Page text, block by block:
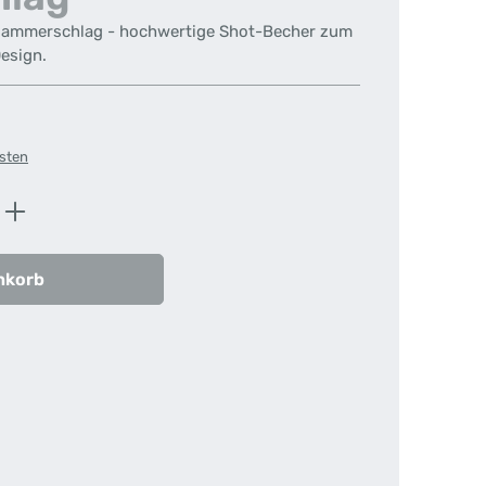
- hochwertige Shot-Becher zum
den gewünschten Wert ein oder